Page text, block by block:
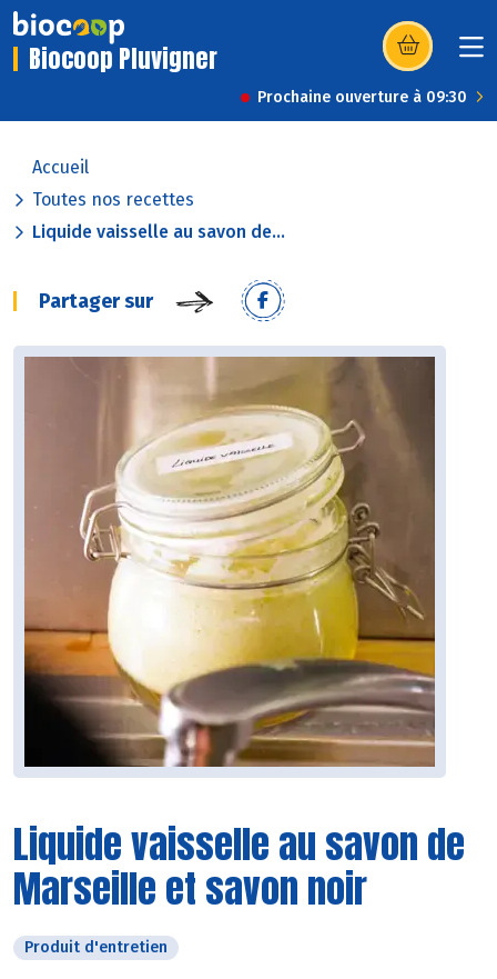
Biocoop Pluvigner (s’ouvre dans
Prochaine ouverture à 09:30
Accueil
Toutes nos recettes
Liquide vaisselle au savon de...
Partager sur
Liquide vaisselle au savon de
Marseille et savon noir
Produit d'entretien